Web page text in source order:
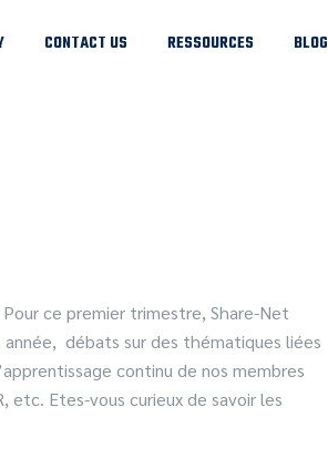
CONTACT US RESSOURCES BLOG
ce premier trimestre, Share-Net
débats sur des thématiques liées
continu de nos membres
Etes-vous curieux de savoir les